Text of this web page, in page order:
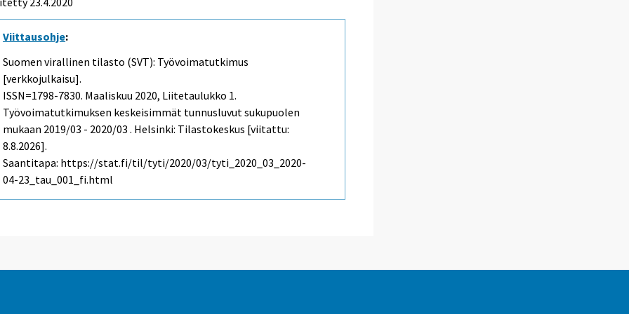
Viittausohje:
Suomen virallinen tilasto (SVT): Työvoimatutkimus
[verkkojulkaisu].
ISSN=1798-7830. Maaliskuu 2020, Liitetaulukko 1.
Työvoimatutkimuksen keskeisimmät tunnusluvut sukupuolen
mukaan 2019/03 - 2020/03 . Helsinki: Tilastokeskus [viitattu:
8.8.2026].
Saantitapa: https://stat.fi/til/tyti/2020/03/tyti_2020_03_2020-
04-23_tau_001_fi.html